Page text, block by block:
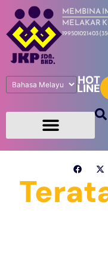
MEMBINA
MELAKAR
199501021403
HOT
LINE